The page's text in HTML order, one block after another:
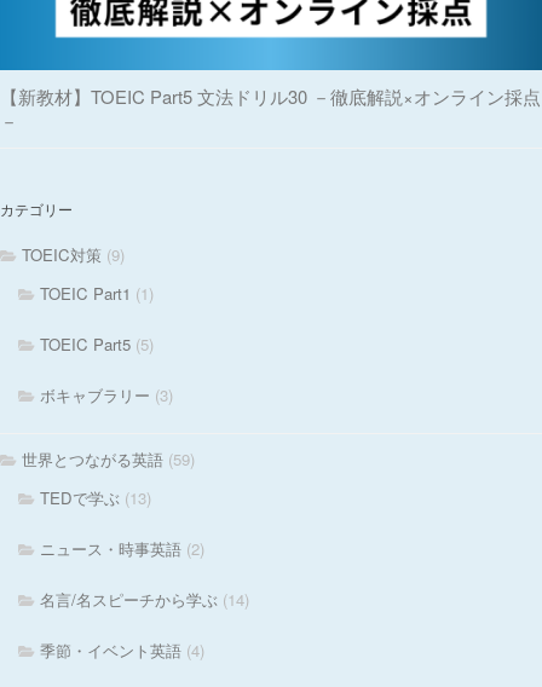
【新教材】TOEIC Part5 文法ドリル30 －徹底解説×オンライン採点
－
カテゴリー
TOEIC対策 (9)
TOEIC Part1 (1)
TOEIC Part5 (5)
ボキャブラリー (3)
世界とつながる英語 (59)
TEDで学ぶ (13)
ニュース・時事英語 (2)
名言/名スピーチから学ぶ (14)
季節・イベント英語 (4)